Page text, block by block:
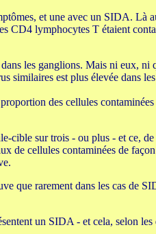
et une avec un SIDA. Là
CD4 lymphocytes T étaient
les ganglions. Mais ni eux,
similaires est plus élevée dans
des cellules
cible sur trois - ou plus - et ce,
de cellules contaminées de
que rarement dans les cas de
un SIDA - et cela, selon les